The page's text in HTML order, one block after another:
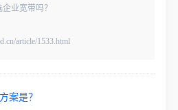
业宽带吗？
article/1533.html
案是？